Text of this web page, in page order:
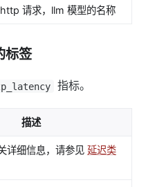
请求，llm 模型的名称
标签
指标。
描述
详细信息，请参见 延迟类